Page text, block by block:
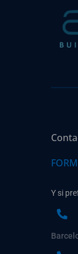
Y si